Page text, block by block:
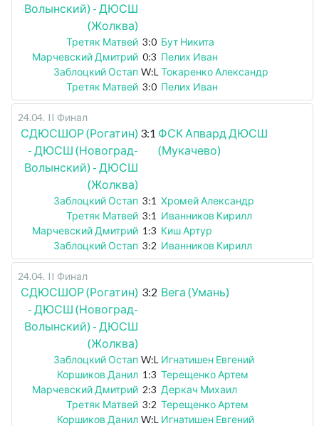
Волынский) - ДЮСШ
(Жолква)
Третяк Матвей 3:0 Бут Никита
Марчевский Дмитрий 0:3 Пелих Иван
Заблоцкий Остап W:L Токаренко Александр
Третяк Матвей 3:0 Пелих Иван
24.04. II Финал
СДЮСШОР (Рогатин)
- ДЮСШ (Новоград-
Волынский) - ДЮСШ
(Жолква)
3:1 ФСК Апвард ДЮСШ
(Мукачево)
Заблоцкий Остап 3:1 Хромей Александр
Третяк Матвей 3:1 Иванников Кирилл
Марчевский Дмитрий 1:3 Киш Артур
Заблоцкий Остап 3:2 Иванников Кирилл
24.04. II Финал
СДЮСШОР (Рогатин)
- ДЮСШ (Новоград-
Волынский) - ДЮСШ
(Жолква)
3:2 Вега (Умань)
Заблоцкий Остап W:L Игнатишен Евгений
Коршиков Данил 1:3 Терещенко Артем
Марчевский Дмитрий 2:3 Деркач Михаил
Третяк Матвей 3:2 Терещенко Артем
Коршиков Данил W:L Игнатишен Евгений